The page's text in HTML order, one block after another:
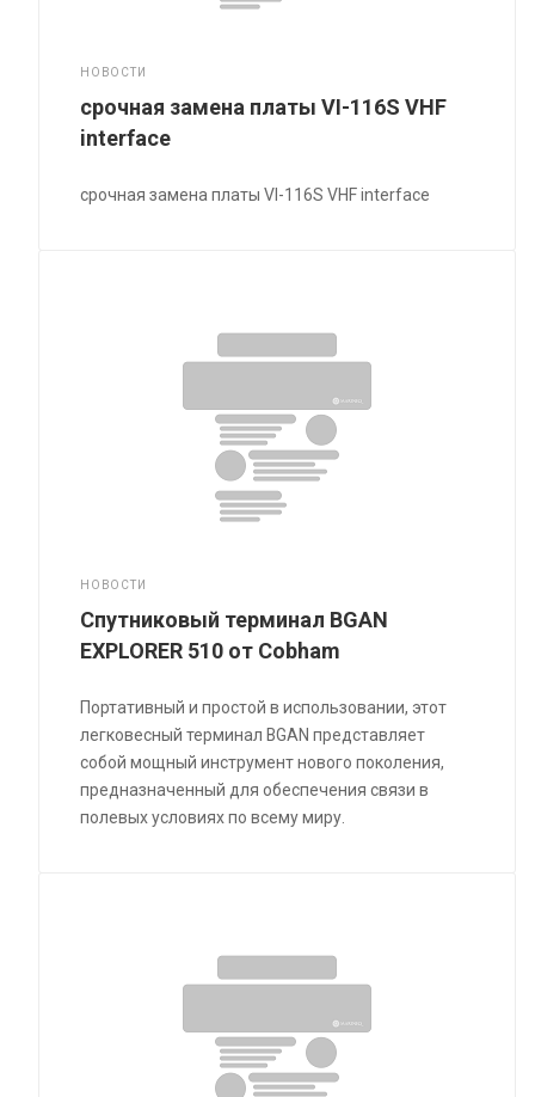
НОВОСТИ
срочная замена платы VI-116S VHF
interface
срочная замена платы VI-116S VHF interface
НОВОСТИ
Спутниковый терминал BGAN
EXPLORER 510 от Cobham
Портативный и простой в использовании, этот
легковесный терминал BGAN представляет
собой мощный инструмент нового поколения,
предназначенный для обеспечения связи в
полевых условиях по всему миру.